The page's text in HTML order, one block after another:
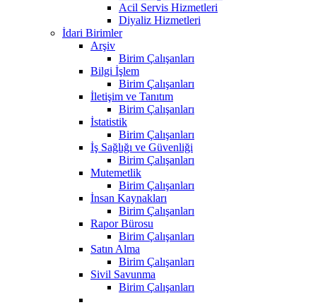
Acil Servis Hizmetleri
Diyaliz Hizmetleri
İdari Birimler
Arşiv
Birim Çalışanları
Bilgi İşlem
Birim Çalışanları
İletişim ve Tanıtım
Birim Çalışanları
İstatistik
Birim Çalışanları
İş Sağlığı ve Güvenliği
Birim Çalışanları
Mutemetlik
Birim Çalışanları
İnsan Kaynakları
Birim Çalışanları
Rapor Bürosu
Birim Çalışanları
Satın Alma
Birim Çalışanları
Sivil Savunma
Birim Çalışanları